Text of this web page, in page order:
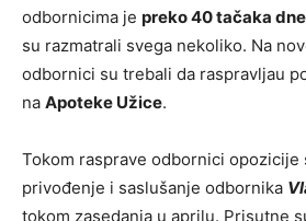
odbornicima je preko 40 tačaka
su razmatrali svega nekoliko. Na
odbornici su trebali da raspravljau
na Apoteke Užice.
Tokom rasprave odbornici opozicije
privođenje i saslušanje odbornika
tokom zasedanja u aprilu. Prisutne